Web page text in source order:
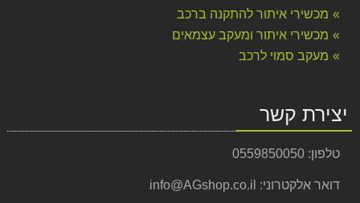
מכשירי איתור להתקנה ברכב
מכשירי איתור ומעקב עצמאים
מעקב סמוי לרכב
יצירת קשר
טלפון: 0559850050
דואר אלקטרוני: info@AGshop.co.il